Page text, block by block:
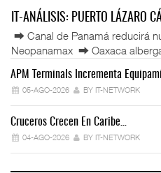
IT-ANÁLISIS: PUERTO LÁZARO
⮕ Canal de Panamá reducirá
Neopanamax ⮕ Oaxaca alberga
APM Terminals Incrementa
05-AGO-2026 BY IT-NETWORK
Cruceros Crecen En Caribe…
04-AGO-2026 BY IT-NETWORK